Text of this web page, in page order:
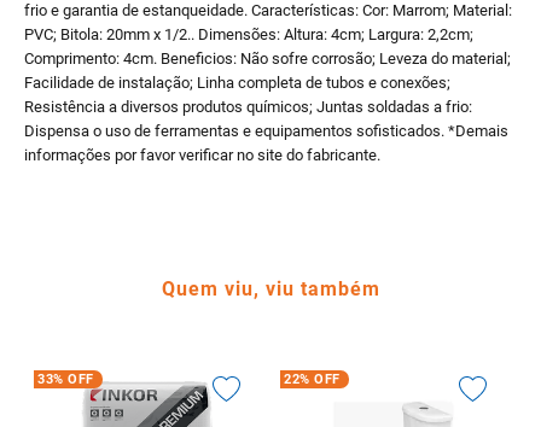
frio e garantia de estanqueidade. Características: Cor: Marrom; Material:
PVC; Bitola: 20mm x 1/2.. Dimensões: Altura: 4cm; Largura: 2,2cm;
Comprimento: 4cm. Beneficios: Não sofre corrosão; Leveza do material;
Facilidade de instalação; Linha completa de tubos e conexões;
Resistência a diversos produtos químicos; Juntas soldadas a frio:
Dispensa o uso de ferramentas e equipamentos sofisticados. *Demais
informações por favor verificar no site do fabricante.
Quem viu, viu também
33% OFF 22% OFF